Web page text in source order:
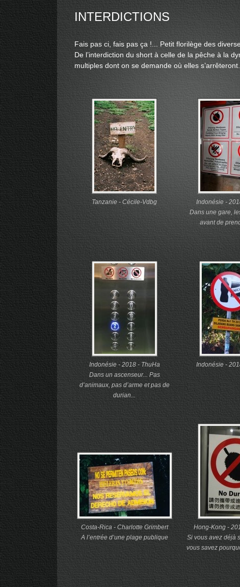
INTERDICTIONS
Fais pas ci, fais pas ça !... Petit florilège des
De l’interdiction du short à celle de la pêche à la
multiples dont on se demande où elles s’arrêteront.
Tanzanie - Cécile-Vdbg
Indonésie -
Dans une gare,
avant de
Indonésie - 2018 - ThuHa
Dans un ascenseur... Pas
d’animaux, pas d’arme et pas de
durian...
Indonésie -
Costa-Rica - Charlotte Grimbert
A l’entrée d’une plage publique
Hong-Kong -
Si vous avez déjà
vous savez